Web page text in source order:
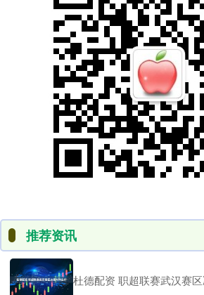
推荐资讯
杜德配资 职超联赛武汉赛